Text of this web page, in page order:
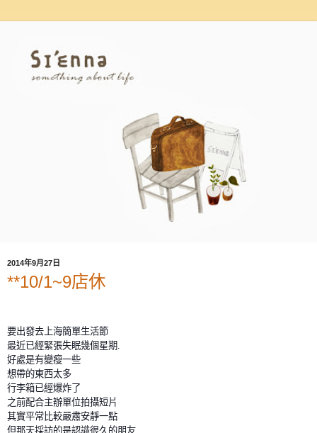
2014年9月27日
**10/1~9店休
要出發去上海簡單生活節
最近已經緊張失眠幾個星期.
好處是有變瘦一些
想帶的東西太多
行李箱已經爆炸了
之前配合主辦單位拍攝短片
其實平常比較嚴肅安靜一點
但那天採訪的是認識很久的朋友